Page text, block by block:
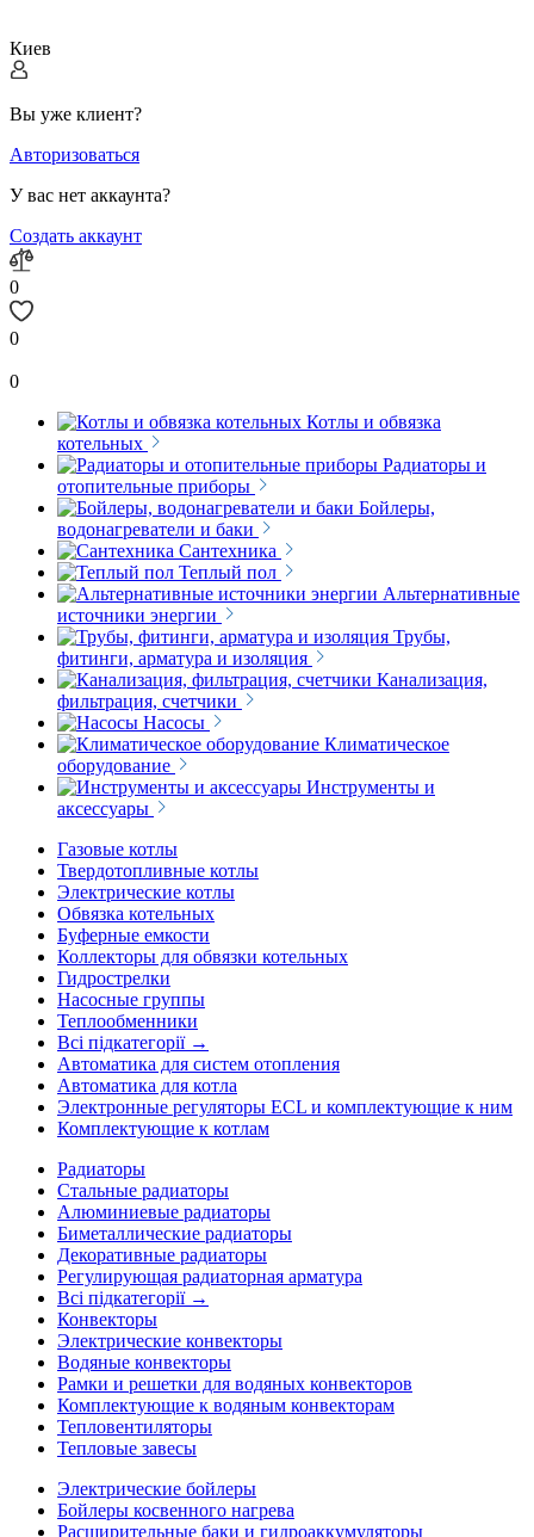
Киев
Вы уже клиент?
Авторизоваться
У вас нет аккаунта?
Создать аккаунт
0
0
0
Котлы и обвязка
котельных
Радиаторы и
отопительные приборы
Бойлеры,
водонагреватели и баки
Сантехника
Теплый пол
Альтернативные
источники энергии
Трубы,
фитинги, арматура и изоляция
Канализация,
фильтрация, счетчики
Насосы
Климатическое
оборудование
Инструменты и
аксессуары
Газовые котлы
Твердотопливные котлы
Электрические котлы
Обвязка котельных
Буферные емкости
Коллекторы для обвязки котельных
Гидрострелки
Насосные группы
Теплообменники
Всі підкатегорії →
Автоматика для систем отопления
Автоматика для котла
Электронные регуляторы ECL и комплектующие к ним
Комплектующие к котлам
Радиаторы
Стальные радиаторы
Алюминиевые радиаторы
Биметаллические радиаторы
Декоративные радиаторы
Регулирующая радиаторная арматура
Всі підкатегорії →
Конвекторы
Электрические конвекторы
Водяные конвекторы
Рамки и решетки для водяных конвекторов
Комплектующие к водяным конвекторам
Тепловентиляторы
Тепловые завесы
Электрические бойлеры
Бойлеры косвенного нагрева
Расширительные баки и гидроаккумуляторы